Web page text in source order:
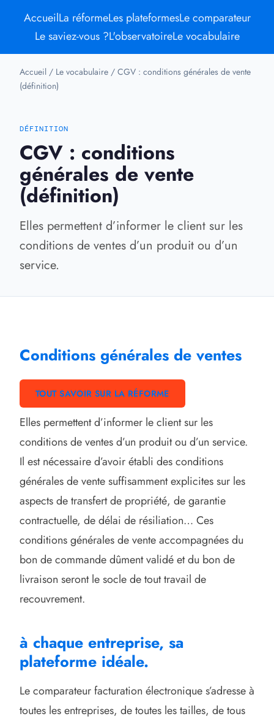
AccueilLa réformeLes plateformesLe comparateur
Le saviez-vous ?L'observatoireLe vocabulaire
Accueil / Le vocabulaire / CGV : conditions générales de vente
(définition)
DÉFINITION
CGV : conditions
générales de vente
(définition)
Elles permettent d’informer le client sur les
conditions de ventes d’un produit ou d’un
service.
Conditions générales de ventes
TOUT SAVOIR SUR LA RÉFORME
Elles permettent d’informer le client sur les
conditions de ventes d’un produit ou d’un service.
Il est nécessaire d’avoir établi des conditions
générales de vente suffisamment explicites sur les
aspects de transfert de propriété, de garantie
contractuelle, de délai de résiliation… Ces
conditions générales de vente accompagnées du
bon de commande dûment validé et du bon de
livraison seront le socle de tout travail de
recouvrement.
à chaque entreprise, sa
plateforme idéale.
Le comparateur facturation électronique s’adresse à
toutes les entreprises, de toutes les tailles, de tous